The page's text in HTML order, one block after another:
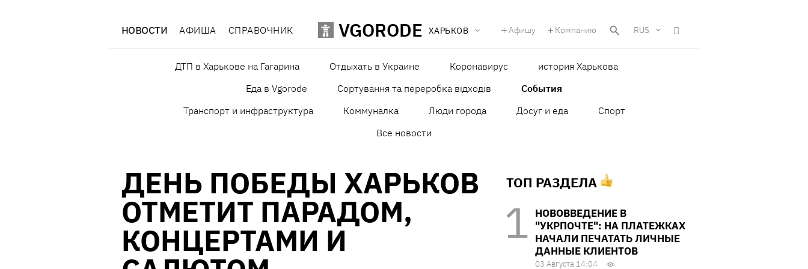
НОВОСТИ АФИША СПРАВОЧНИК VGORODE ХАРЬКОВ Афишу Компанию RUS
ДТП в Харькове на Гагарина Отдыхать в Украине Коронавирус
история Харькова
Еда в Vgorode
Сортування та переробка відходів
События
Транспорт и инфраструктура
Коммуналка Люди города Досуг и еда
Спорт
Все новости
ДЕНЬ ПОБЕДЫ ХАРЬКОВ
ОТМЕТИТ ПАРАДОМ,
КОНЦЕРТАМИ И
ТОП РАЗДЕЛА
НОВОВВЕДЕНИЕ В
"УКРПОЧТЕ": НА ПЛАТЕЖКАХ
НАЧАЛИ ПЕЧАТАТЬ ЛИЧНЫЕ
ДАННЫЕ КЛИЕНТОВ
03 Августа 14:04